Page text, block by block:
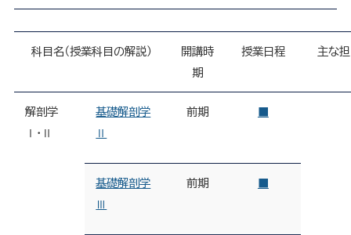
科目名（授業科目の解説）
開講時
期
授業日程 主な
解剖学
Ⅰ・Ⅱ
基礎解剖学
Ⅱ
前期
基礎解剖学
Ⅲ
前期